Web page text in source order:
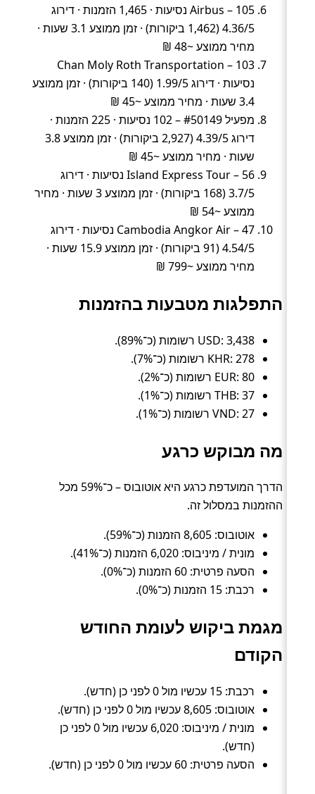
Airbus – 105 נסיעות · 1,465 הזמנות · דירוג
4.36/5 (1,462 ביקורות) · זמן ממוצע 3.1 שעות ·
מחיר ממוצע ~48 ₪
Chan Moly Roth Transportation – 103
נסיעות · דירוג 1.99/5 (140 ביקורות) · זמן ממוצע
3.4 שעות · מחיר ממוצע ~45 ₪
מפעיל #50149 – 102 נסיעות · 225 הזמנות ·
דירוג 4.39/5 (2,927 ביקורות) · זמן ממוצע 3.8
שעות · מחיר ממוצע ~45 ₪
Island Express Tour – 56 נסיעות · דירוג
3.7/5 (168 ביקורות) · זמן ממוצע 3 שעות · מחיר
ממוצע ~54 ₪
Cambodia Angkor Air – 47 נסיעות · דירוג
4.54/5 (91 ביקורות) · זמן ממוצע 15.9 שעות ·
מחיר ממוצע ~799 ₪
התפלגות מטבעות בהזמנות
USD: 3,438 רשומות (כ־89%).
KHR: 278 רשומות (כ־7%).
EUR: 80 רשומות (כ־2%).
THB: 37 רשומות (כ־1%).
VND: 27 רשומות (כ־1%).
מה מבוקש כרגע
הדרך המועדפת כרגע היא אוטובוס – כ־59% מכל
ההזמנות במסלול זה.
אוטובוס: 8,605 הזמנות (כ־59%).
מונית / מיניבוס: 6,020 הזמנות (כ־41%).
הסעה פרטית: 60 הזמנות (כ־0%).
רכבת: 15 הזמנות (כ־0%).
מגמת ביקוש לעומת החודש
הקודם
רכבת: 15 עכשיו מול 0 לפני כן (חדש).
אוטובוס: 8,605 עכשיו מול 0 לפני כן (חדש).
מונית / מיניבוס: 6,020 עכשיו מול 0 לפני כן
(חדש).
הסעה פרטית: 60 עכשיו מול 0 לפני כן (חדש).